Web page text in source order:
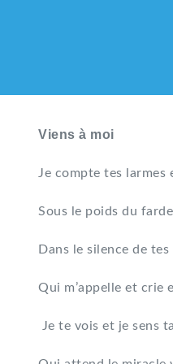
Viens à moi
Je compte tes larmes
Sous le poids du
Dans le silence de
Qui m’appelle et crie
Je te vois et je sens